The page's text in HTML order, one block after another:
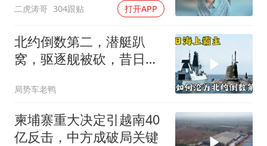
二虎涛哥 304跟贴 打开APP
北约倒数第二，潜艇趴
窝，驱逐舰被砍，昔日的
局势车老鸭
柬埔寨重大决定引越南40
亿反击，中方成破局关键